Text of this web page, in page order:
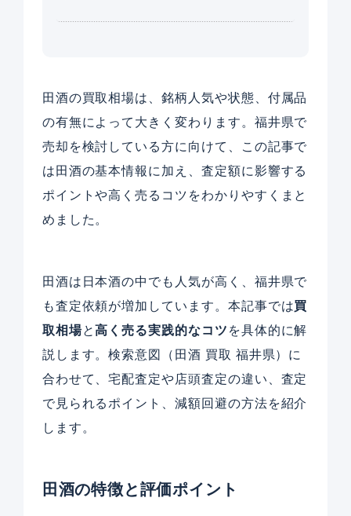
田酒の買取相場は、銘柄人気や状態、付属品
の有無によって大きく変わります。福井県で
売却を検討している方に向けて、この記事で
は田酒の基本情報に加え、査定額に影響する
ポイントや高く売るコツをわかりやすくまと
めました。
田酒は日本酒の中でも人気が高く、福井県で
も査定依頼が増加しています。本記事では買
取相場と高く売る実践的なコツ を具体的に解
説します。検索意図（田酒 買取 福井県）に
合わせて、宅配査定や店頭査定の違い、査定
で見られるポイント、減額回避の方法を紹介
します。
田酒の特徴と評価ポイント